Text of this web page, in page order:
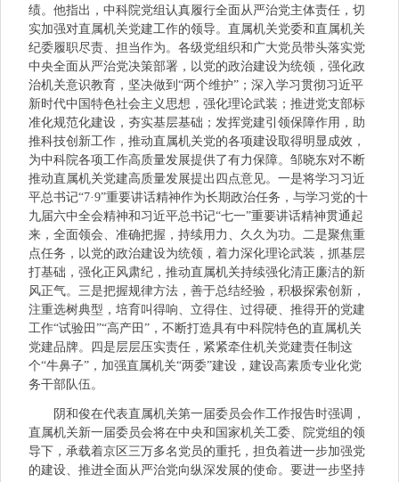
绩。他指出，中科院党组认真履行全面从严治党主体责任，切
实加强对直属机关党建工作的领导。直属机关党委和直属机关
纪委履职尽责、担当作为。各级党组织和广大党员带头落实党
中央全面从严治党决策部署，以党的政治建设为统领，强化政
治机关意识教育，坚决做到“两个维护”；深入学习贯彻习近平
新时代中国特色社会主义思想，强化理论武装；推进党支部标
准化规范化建设，夯实基层基础；发挥党建引领保障作用，助
推科技创新工作，推动直属机关党的各项建设取得明显成效，
为中科院各项工作高质量发展提供了有力保障。邹晓东对不断
推动直属机关党建高质量发展提出四点意见。一是将学习习近
平总书记“7·9”重要讲话精神作为长期政治任务，与学习党的十
九届六中全会精神和习近平总书记“七一”重要讲话精神贯通起
来，全面领会、准确把握，持续用力、久久为功。二是聚焦重
点任务，以党的政治建设为统领，着力深化理论武装，抓基层
打基础，强化正风肃纪，推动直属机关持续强化清正廉洁的新
风正气。三是把握规律方法，善于总结经验，积极探索创新，
注重选树典型，培育叫得响、立得住、过得硬、推得开的党建
工作“试验田”“高产田”，不断打造具有中科院特色的直属机关
党建品牌。四是层层压实责任，紧紧牵住机关党建责任制这
个“牛鼻子”，加强直属机关“两委”建设，建设高素质专业化党
务干部队伍。
阴和俊在代表直属机关第一届委员会作工作报告时强调，
直属机关新一届委员会将在中央和国家机关工委、院党组的领
导下，承载着京区三万多名党员的重托，担负着进一步加强党
的建设、推进全面从严治党向纵深发展的使命。要进一步坚持